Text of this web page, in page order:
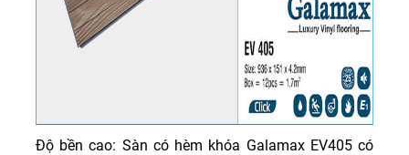
Độ bền cao: Sàn có hèm khóa Galamax EV405 có